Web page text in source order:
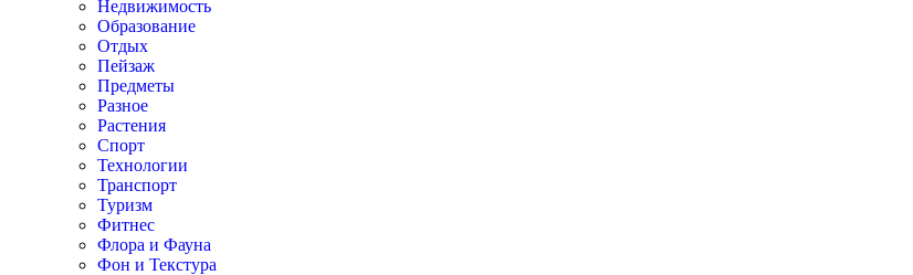
Недвижимость
Образование
Отдых
Пейзаж
Предметы
Разное
Растения
Спорт
Технологии
Транспорт
Туризм
Фитнес
Флора и Фауна
Фон и Текстура